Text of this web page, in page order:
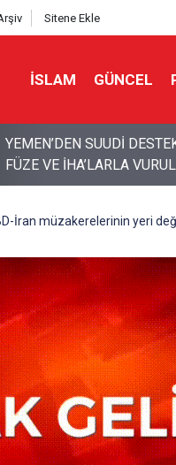
Sitene Ekle
İSLAM GÜNCEL
Boykottan kaçmaya
İran müzakerelerinin yeri